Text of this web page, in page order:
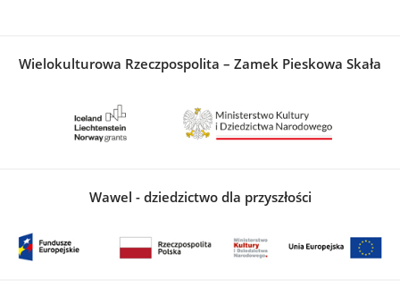
Wielokulturowa Rzeczpospolita – Zamek Pieskowa Skała
Wawel - dziedzictwo dla przyszłości